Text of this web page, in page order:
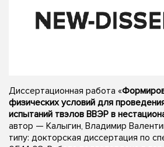
Диссертационная работа «
физических условий для
испытаний твэлов ВВЭР в
автор — Калыгин, Владимир
типу: докторская диссертация по